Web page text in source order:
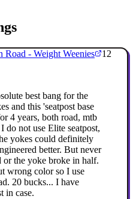
Road - Weight Weenies
12
best bang for the
and this 'seatpost base
4 years, both road, mtb
do not use Elite seatpost,
yokes could definitely
better. But never
or the yoke broke in half.
wrong color so I use
20 bucks... I have
in case.